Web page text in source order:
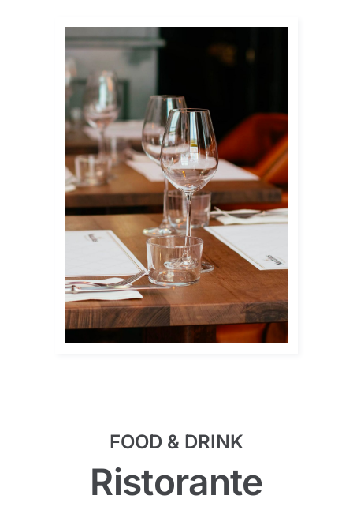
FOOD & DRINK
Ristorante